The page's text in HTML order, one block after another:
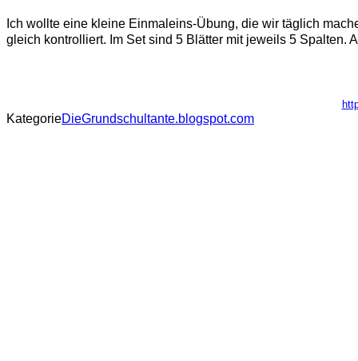
Ich wollte eine kleine Einmaleins-Übung, die wir täglich
gleich kontrolliert. Im Set sind 5 Blätter mit jeweils 5 Spalten.
KategorieDieGrundschultante.blogspot.com